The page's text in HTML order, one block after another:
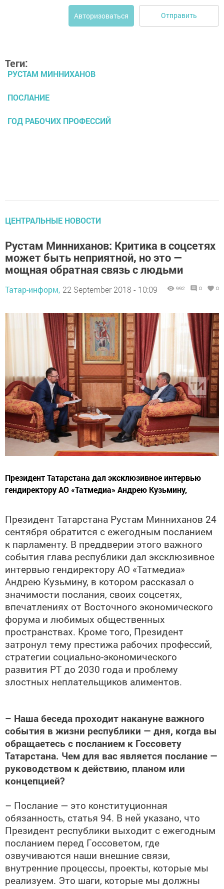
Авторизоваться Отправить
Теги:
РУСТАМ МИННИХАНОВ
ПОСЛАНИЕ
ГОД РАБОЧИХ ПРОФЕССИЙ
ЦЕНТРАЛЬНЫЕ НОВОСТИ
Рустам Минниханов: Критика в соцсетях
может быть неприятной, но это —
мощная обратная связь с людьми
Татар-информ, 22 September 2018 - 10:09 992 0 0
Президент Татарстана дал эксклюзивное интервью
гендиректору АО «Татмедиа» Андрею Кузьмину,
Президент Татарстана Рустам Минниханов 24
сентября обратится с ежегодным посланием
к парламенту. В преддверии этого важного
события глава республики дал эксклюзивное
интервью гендиректору АО «Татмедиа»
Андрею Кузьмину, в котором рассказал о
значимости послания, своих соцсетях,
впечатлениях от Восточного экономического
форума и любимых общественных
пространствах. Кроме того, Президент
затронул тему престижа рабочих профессий,
стратегии социально-экономического
развития РТ до 2030 года и проблему
злостных неплательщиков алиментов.
– Наша беседа проходит накануне важного
события в жизни республики — дня, когда вы
обращаетесь с посланием к Госсовету
Татарстана. Чем для вас является послание —
руководством к действию, планом или
концепцией?
– Послание — это конституционная
обязанность, статья 94. В ней указано, что
Президент республики выходит с ежегодным
посланием перед Госсоветом, где
озвучиваются наши внешние связи,
внутренние процессы, проекты, которые мы
реализуем. Это шаги, которые мы должны